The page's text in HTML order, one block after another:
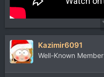
Kazimir6091
Well-Known Member